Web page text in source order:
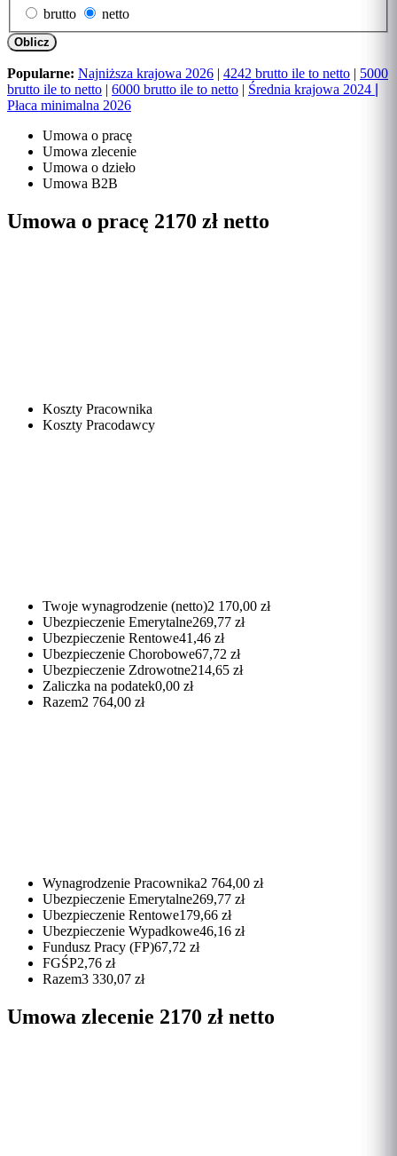
brutto netto
Oblicz
Popularne: Najniższa krajowa 2026 | 4242 brutto ile to netto | 5000
brutto ile to netto | 6000 brutto ile to netto | Średnia krajowa 2024
Płaca minimalna 2026
Umowa o pracę
Umowa zlecenie
Umowa o dzieło
Umowa B2B
Umowa o pracę 2170 zł netto
Koszty Pracownika
Koszty Pracodawcy
Twoje wynagrodzenie (netto)2 170,00 zł
Ubezpieczenie Emerytalne269,77 zł
Ubezpieczenie Rentowe41,46 zł
Ubezpieczenie Chorobowe67,72 zł
Ubezpieczenie Zdrowotne214,65 zł
Zaliczka na podatek0,00 zł
Razem2 764,00 zł
Wynagrodzenie Pracownika2 764,00 zł
Ubezpieczenie Emerytalne269,77 zł
Ubezpieczenie Rentowe179,66 zł
Ubezpieczenie Wypadkowe46,16 zł
Fundusz Pracy (FP)67,72 zł
FGŚP2,76 zł
Razem3 330,07 zł
Umowa zlecenie 2170 zł netto